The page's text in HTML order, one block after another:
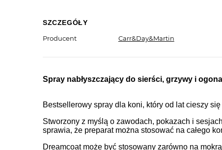
SZCZEGÓŁY
Producent
Carr&Day&Martin
Spray nabłyszczający do sierści, grzywy i ogona
Bestsellerowy spray dla koni, który od lat cieszy
Stworzony z myślą o zawodach, pokazach i
sprawia, że preparat można stosować na całego
Dreamcoat może być stosowany zarówno na